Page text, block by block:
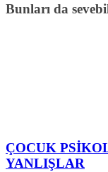
Bunları da
ÇOCUK
YANLIŞLAR